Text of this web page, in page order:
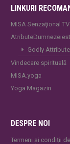
LINKURI
MISA Senzaţional TV
Godly
Vindecare spirituală
MISA.yoga
Yoga Magazin
DESPRE NOI
Termeni și condiții